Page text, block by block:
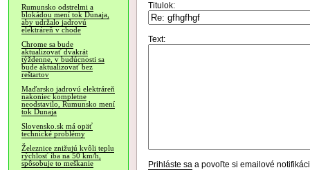
Rumunsko odstrelmi a
blokádou mení tok Dunaja,
aby udržalo jadrovú
elektráreň v chode
Chrome sa bude
aktualizovať dvakrát
týždenne, v budúcnosti sa
bude aktualizovať bez
reštartov
Maďarsko jadrovú elektráreň
nakoniec kompletne
neodstavilo, Rumunsko mení
tok Dunaja
Slovensko.sk má opäť
technické problémy
Železnice znižujú kvôli teplu
rýchlosť iba na 50 km/h,
spôsobuje to meškanie
Titulok:
Text:
Prihláste sa a povoľte si emailové